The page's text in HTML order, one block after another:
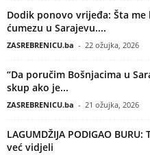
Dodik ponovo vrijeđa: Šta
ćumezu u Sarajevu....
ZASREBRENICU.ba - 22 ožujka, 2026
“Da poručim Bošnjacima u
skup ako je...
ZASREBRENICU.ba - 21 ožujka, 2026
LAGUMDŽIJA PODIGAO
već vidjeli